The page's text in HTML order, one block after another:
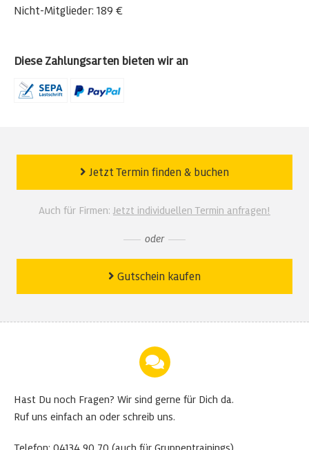
Nicht-Mitglieder: 189 €
Diese Zahlungsarten bieten wir an
Jetzt Termin finden & buchen
Auch für Firmen: Jetzt individuellen Termin anfragen!
oder
Gutschein kaufen
Hast Du noch Fragen? Wir sind gerne für Dich da.
Ruf uns einfach an oder schreib uns.